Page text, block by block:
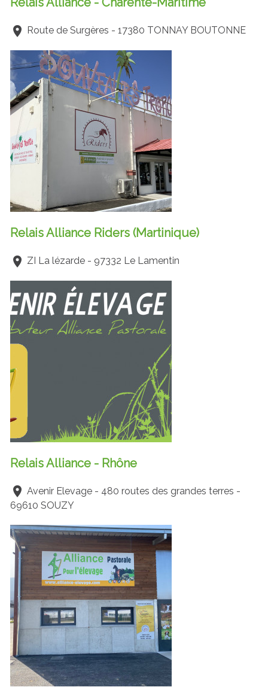
Route de Surgères - 17380 TONNAY BOUTONNE
Relais Alliance Riders (Martinique)
ZI La lézarde - 97332 Le Lamentin
Relais Alliance - Rhône
Avenir Elevage - 480 routes des grandes terres -
69610 SOUZY